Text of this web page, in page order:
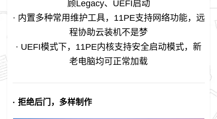
顾Legacy、UEFI启动
· 内置多种常用维护工具，11PE支持网络功能，远
程协助云装机不是梦
· UEFI模式下，11PE内核支持安全启动模式，新
老电脑均可正常加载
· 拒绝后门，多样制作